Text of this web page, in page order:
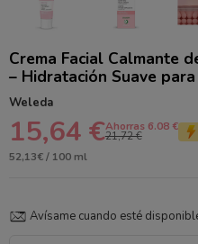
Crema Facial Calmante
– Hidratación Suave
Weleda
15,64 €Ahorras 6.08 €
21,72 €
52,13€ / 100 ml
Avísame cuando esté